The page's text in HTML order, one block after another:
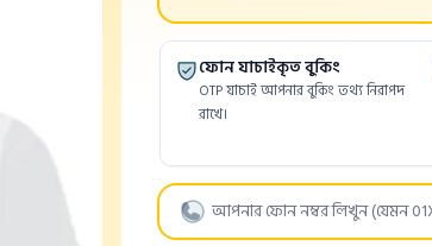
ফোন যাচাইকৃত বুকিং
OTP যাচাই আপনার বুকিং তথ্য নিরাপদ
রাখে।